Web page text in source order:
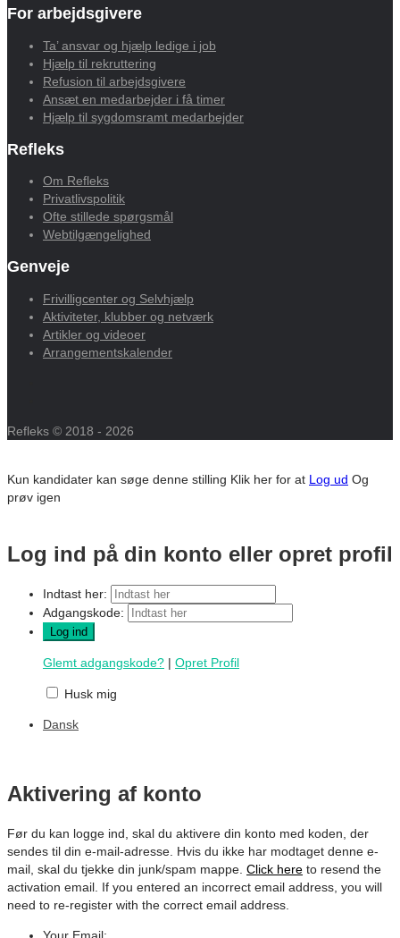
For arbejdsgivere
Ta’ ansvar og hjælp ledige i job
Hjælp til rekruttering
Refusion til arbejdsgivere
Ansæt en medarbejder i få timer
Hjælp til sygdomsramt medarbejder
Refleks
Om Refleks
Privatlivspolitik
Ofte stillede spørgsmål
Webtilgængelighed
Genveje
Frivilligcenter og Selvhjælp
Aktiviteter, klubber og netværk
Artikler og videoer
Arrangementskalender
Refleks © 2018 - 2026
Kun kandidater kan søge denne stilling Klik her for at Log ud Og
prøv igen
Log ind på din konto eller opret profil
Indtast her:
Adgangskode:
Glemt adgangskode? | Opret Profil
Husk mig
Dansk
Aktivering af konto
Før du kan logge ind, skal du aktivere din konto med koden, der
sendes til din e-mail-adresse. Hvis du ikke har modtaget denne e-
mail, skal du tjekke din junk/spam mappe. Click here to resend the
activation email. If you entered an incorrect email address, you will
need to re-register with the correct email address.